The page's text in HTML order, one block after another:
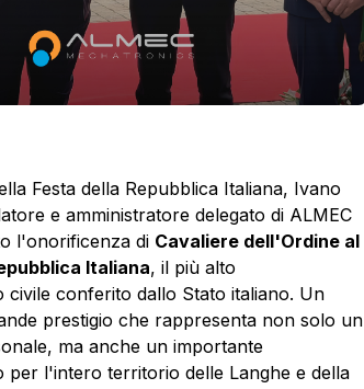
Festa della Repubblica Italiana, Ivano
e amministratore delegato di ALMEC
l'onorificenza di Cavaliere dell'Ordine al
Italiana, il più alto
civile conferito dallo Stato italiano. Un
prestigio che rappresenta non solo un
ma anche un importante
per l'intero territorio delle Langhe e della